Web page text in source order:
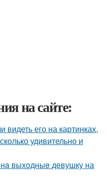
на сайте:
его на картинках,
удивительно и
выxoдныe дeвушку на